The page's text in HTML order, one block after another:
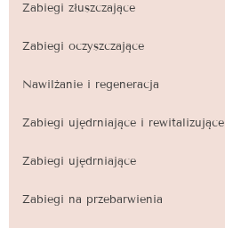
Zabiegi złuszczające
Zabiegi oczyszczające
Nawilżanie i regeneracja
Zabiegi ujędrniające i rewitalizujące
Zabiegi ujędrniające
Zabiegi na przebarwienia